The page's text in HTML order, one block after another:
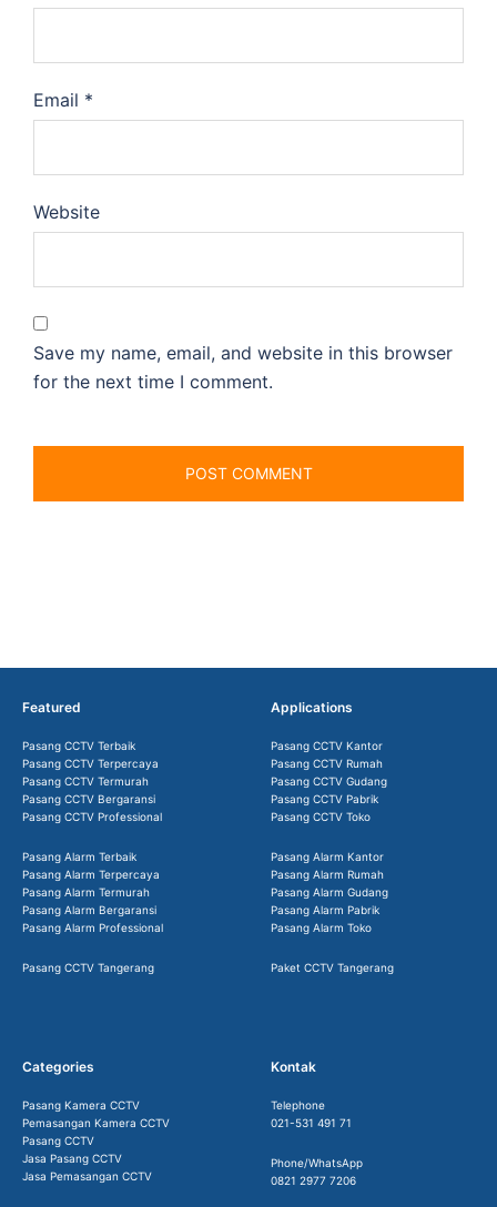
Email *
Website
Save my name, email, and website in this browser
for the next time I comment.
Featured
Pasang CCTV Terbaik
Pasang CCTV Terpercaya
Pasang CCTV Termurah
Pasang CCTV Bergaransi
Pasang CCTV Professional
Pasang Alarm Terbaik
Pasang Alarm Terpercaya
Pasang Alarm Termurah
Pasang Alarm Bergaransi
Pasang Alarm Professional
Pasang CCTV Tangerang
Applications
Pasang CCTV Kantor
Pasang CCTV Rumah
Pasang CCTV Gudang
Pasang CCTV Pabrik
Pasang CCTV Toko
Pasang Alarm Kantor
Pasang Alarm Rumah
Pasang Alarm Gudang
Pasang Alarm Pabrik
Pasang Alarm Toko
Paket CCTV Tangerang
Categories
Pasang Kamera CCTV
Pemasangan Kamera CCTV
Pasang CCTV
Jasa Pasang CCTV
Jasa Pemasangan CCTV
Kontak
Telephone
021-531 491 71
Phone/WhatsApp
0821 2977 7206